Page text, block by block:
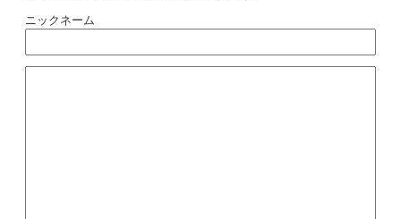
ニックネーム